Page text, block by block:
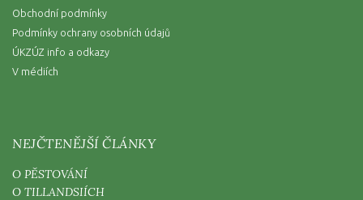
Obchodní podmínky
Podmínky ochrany osobních údajů
ÚKZÚZ info a odkazy
V médiích
NEJČTENĚJŠÍ ČLÁNKY
O PĚSTOVÁNÍ
O TILLANDSIÍCH